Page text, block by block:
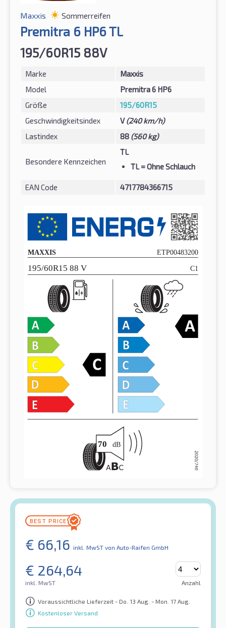
Maxxis Sommerreifen
Premitra 6 HP6 TL
195/60R15 88V
Marke
Maxxis
Model
Premitra 6 HP6
Größe
195/60R15
Geschwindigkeitsindex
V(240 km/h)
Lastindex
88 (560 kg)
Besondere Kennzeichen
TL
TL= Ohne Schlauch
EAN Code 4717784366715
€ 66,16 inkl. MwST von Auto-Raifen GmbH
€ 264,64
inkl. MwST Anzahl
Voraussichtliche Lieferzeit - Do. 13 Aug. - Mon. 17 Aug.
Kostenloser Versand